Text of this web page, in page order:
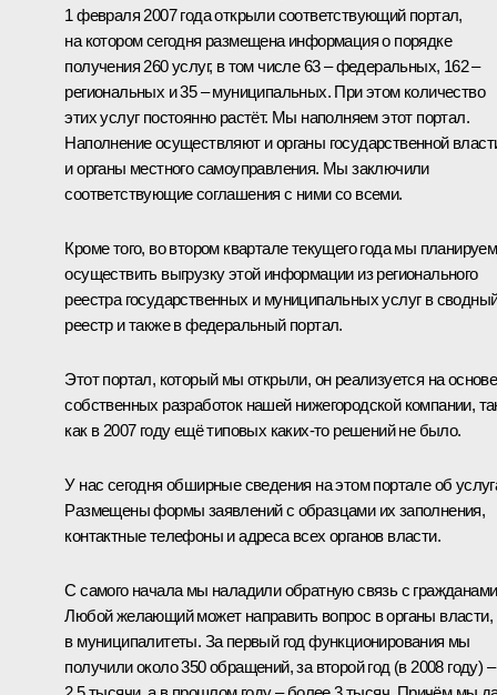
1 февраля 2007 года открыли соответствующий портал,
на котором сегодня размещена информация о порядке
получения 260 услуг, в том числе 63 – федеральных, 162 –
региональных и 35 – муниципальных. При этом количество
этих услуг постоянно растёт. Мы наполняем этот портал.
Наполнение осуществляют и органы государственной
и органы местного самоуправления. Мы заключили
соответствующие соглашения с ними со всеми.
Кроме того, во втором квартале текущего года мы планируем
осуществить выгрузку этой информации из регионального
реестра государственных и муниципальных услуг в
реестр и также в федеральный портал.
Этот портал, который мы открыли, он реализуется на основе
собственных разработок нашей нижегородской компании,
как в 2007 году ещё типовых каких‑то решений не было.
У нас сегодня обширные сведения на этом портале об
Размещены формы заявлений с образцами их заполнения,
контактные телефоны и адреса всех органов власти.
С самого начала мы наладили обратную связь с
Любой желающий может направить вопрос в органы власти,
в муниципалитеты. За первый год функционирования мы
получили около 350 обращений, за второй год (в 2008 году) –